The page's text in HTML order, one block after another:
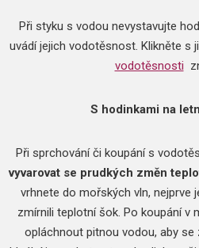
Při styku s vodou nevystavujte
uvádí jejich vodotěsnost. Klikněte s
vodotěsnosti
S hodinkami na
Při sprchování či koupání s
vyvarovat se prudkých změn
vrhnete do mořských vln, nejprve
zmírnili teplotní šok. Po koupání v
opláchnout pitnou vodou, aby se